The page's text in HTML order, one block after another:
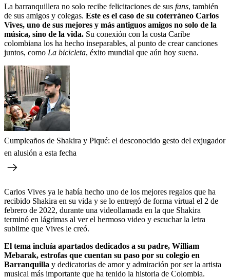
La barranquillera no solo recibe felicitaciones de sus fans, también
de sus amigos y colegas. Este es el caso de su coterráneo Carlos
Vives, uno de sus mejores y más antiguos amigos no solo de la
música, sino de la vida. Su conexión con la costa Caribe
colombiana los ha hecho inseparables, al punto de crear canciones
juntos, como La bicicleta, éxito mundial que aún hoy suena.
Cumpleaños de Shakira y Piqué: el desconocido gesto del exjugador
en alusión a esta fecha
Carlos Vives ya le había hecho uno de los mejores regalos que ha
recibido Shakira en su vida y se lo entregó de forma virtual el 2 de
febrero de 2022, durante una videollamada en la que Shakira
terminó en lágrimas al ver el hermoso video y escuchar la letra
sublime que Vives le creó.
El tema incluía apartados dedicados a su padre, William
Mebarak, estrofas que cuentan su paso por su colegio en
Barranquilla y dedicatorias de amor y admiración por ser la artista
musical más importante que ha tenido la historia de Colombia.